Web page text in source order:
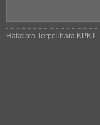
Hakcipta Terpelihara KPKT